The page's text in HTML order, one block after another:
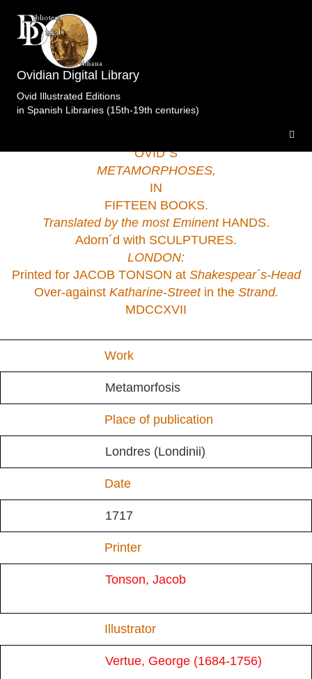
Ovidian Digital Library
Ovid Illustrated Editions
in Spanish Libraries (15th-19th centuries)
Biblioteca privada. A Coruña
>Metamorfosis.Garth.Tonson.Londres.1717 .
OVID´S
METAMORPHOSES,
IN
FIFTEEN BOOKS.
Translated by the most EminentHANDS.
Adorn´d with SCULPTURES.
LONDON:
Printed for JACOB TONSON at Shakespear´s-Head
Over-against Katharine-Street in the Strand.
MDCCXVII
Work
Metamorfosis
Place of publication
Londres (Londinii)
Date
1717
Printer
Tonson, Jacob
Illustrator
Vertue, George (1684-1756)